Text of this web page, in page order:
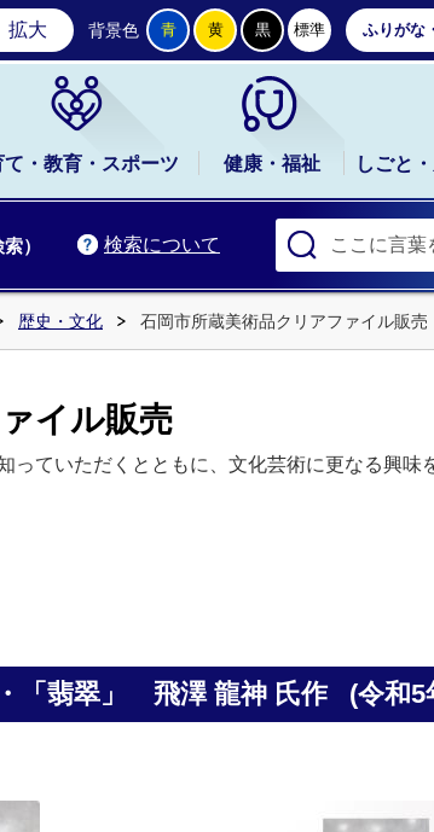
ホームページ
拡大 背景色 青 黄 黒 標準 ふりがな
て・教育・スポーツ 健康・福祉 しごと
検索について
）
歴史・文化 石岡市所蔵美術品クリアファイル販売
イル販売
っていただくとともに、文化芸術に更なる興味
「翡翠」 飛澤 龍神 氏作 (令和